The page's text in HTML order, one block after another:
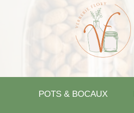
POTS & BOCAUX